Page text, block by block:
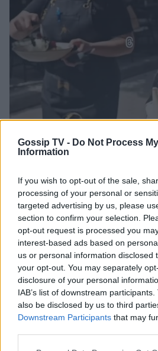
Gossip TV - Do Not Process
Information
If you wish to opt-out of the sale,
processing of your personal or
targeted advertising by us, please
section to confirm your selection.
opt-out request is processed you
interest-based ads based on
us or personal information disclosed
your opt-out. You may separately
disclosure of your personal
IAB’s list of downstream
also be disclosed by us to third
Downstream Participants that may
Photo 3/3
Στιγμιότυπο από την
ετοίμασαν.